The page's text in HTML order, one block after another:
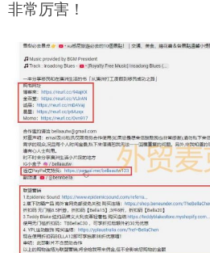
非常厉害！